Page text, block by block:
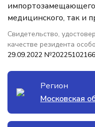
медицинского, так и
Свидетельство,
качестве резидента
29.09.2022
Регион
Московская